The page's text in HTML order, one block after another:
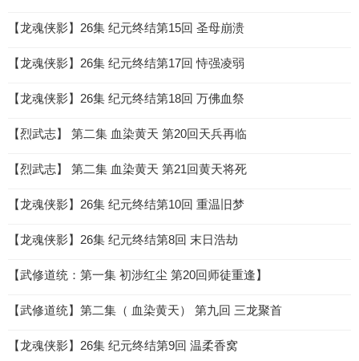
【龙魂侠影】26集 纪元终结第15回 圣母崩溃
【龙魂侠影】26集 纪元终结第17回 恃强凌弱
【龙魂侠影】26集 纪元终结第18回 万佛血祭
【烈武志】 第二集 血染黄天 第20回天兵再临
【烈武志】 第二集 血染黄天 第21回黄天将死
【龙魂侠影】26集 纪元终结第10回 重温旧梦
【龙魂侠影】26集 纪元终结第8回 末日浩劫
【武修道统：第一集 初涉红尘 第20回师徒重逢】
【武修道统】第二集（ 血染黄天） 第九回 三龙聚首
【龙魂侠影】26集 纪元终结第9回 温柔香窝